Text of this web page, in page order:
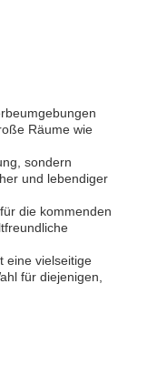
Räume wie
sondern
und lebendiger
die kommenden
eine vielseitige
für diejenigen,